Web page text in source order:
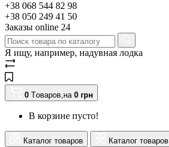
+38 068 544 82 98
+38 050 249 41 50
Заказы оnline 24
Я ищу, например, надувная лодка
0 Tоваров,на 0 грн
В корзине пусто!
Каталог товаров Каталог товаров